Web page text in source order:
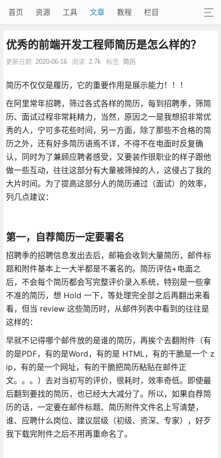
首页 资源 工具 文章 教程 栏目
优秀的前端开发工程师简历是怎么样的？
更新日期: 2020-06-16 阅读: 2.7k 标签: 简历
简历不仅仅是履历，它的重要作用是展示能力！！！
在阿里常年招聘，筛过各式各样的简历，每到招聘季，筛简
历、面试过程非常耗精力，当然，原因之一是我想招非常优
秀的人，宁可多花些时间，另一方面，除了那些不合格的简
历之外，还有好多简历语焉不详，不得不在电面时反复确
认，同时为了兼顾应聘者感受，又要装作很职业的样子跟他
做一些互动，往往这部分有大量被筛掉的人，这侵占了我的
大片时间。为了提高这部分人的简历通过（面试）的效率，
列几点建议：
第一，自荐简历一定要署名
招聘季的招聘信息发出去后，邮箱会收到大量简历，邮件标
题和附件基本上一大半都是不署名的。简历评估+电面之
后，不会每个简历都会写完整评价录入系统，特别是一些拿
不准的简历，想 Hold 一下，等处理完全部之后再翻出来看
看，但当 review 这些简历时，从邮件列表中看到的往往是
这样的：
早就不记得哪个邮件放的是谁的简历，再挨个去翻附件（有
的是PDF，有的是Word，有的是 HTML，有的干脆是一个 z
ip，有的是一个网址，有的干脆把简历粘贴在邮件正
文。。。）去对当初写的评价，很耗时，效率奇低。即使最
后翻到要找的简历，也已经大大减分了。所以，如果自荐简
历的话，一定要在邮件标题、简历附件文件名上写清楚，
谁、应聘什么岗位、建议层级（初级、资深、专家），好歹
我下载完附件之后不用再重命名了。